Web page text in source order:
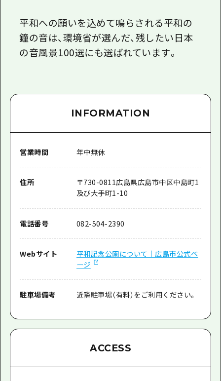
平和への願いを込めて鳴らされる平和の
鐘の音は、環境省が選んだ、残したい日本
の音風景100選にも選ばれています。
INFORMATION
営業時間 年中無休
住所 〒730-0811広島県広島市中区中島町1
及び大手町1-10
電話番号 082-504-2390
Webサイト
平和記念公園について｜広島市公式ペ
ージ
駐車場備考 近隣駐車場（有料）をご利用ください。
ACCESS